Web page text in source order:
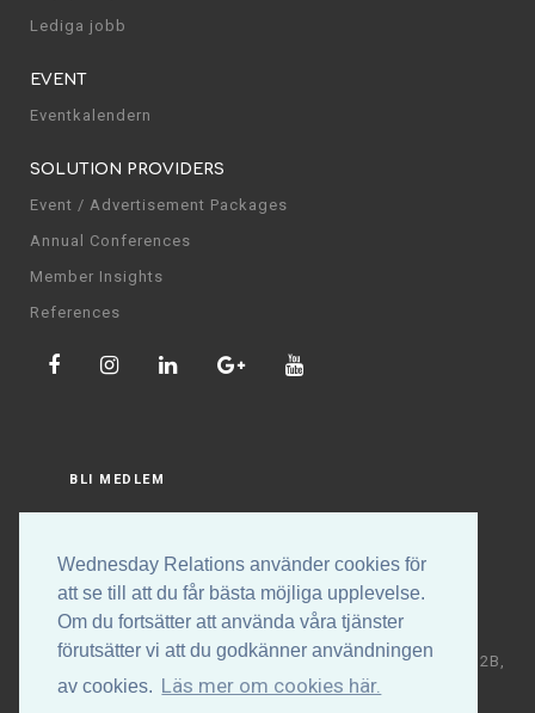
Wednesday Relations använder cookies för
att se till att du får bästa möjliga upplevelse.
Om du fortsätter att använda våra tjänster
förutsätter vi att du godkänner användningen
av cookies. Läs mer om cookies här.
Lediga jobb
EVENT
Eventkalendern
SOLUTION PROVIDERS
Event / Advertisement Packages
Annual Conferences
Member Insights
References
BLI MEDLEM
Copyright © Wednesday Relations AB | Högalidsgatan 32B,
117 30 Stockholm | +46 (0)70-531 88 32 | E-post: